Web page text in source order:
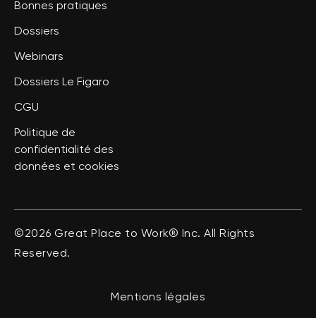
Bonnes pratiques
Dossiers
Webinars
Dossiers Le Figaro
CGU
Politique de
confidentialité des
données et cookies
©2026 Great Place to Work® Inc. All Rights
Reserved.
Mentions légales